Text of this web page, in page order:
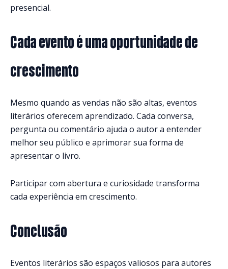
presencial.
Cada evento é uma oportunidade de
crescimento
Mesmo quando as vendas não são altas, eventos
literários oferecem aprendizado. Cada conversa,
pergunta ou comentário ajuda o autor a entender
melhor seu público e aprimorar sua forma de
apresentar o livro.
Participar com abertura e curiosidade transforma
cada experiência em crescimento.
Conclusão
Eventos literários são espaços valiosos para autores